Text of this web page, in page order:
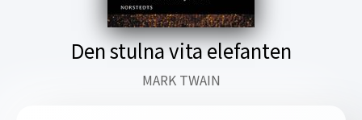
Den stulna vita elefanten
MARK TWAIN